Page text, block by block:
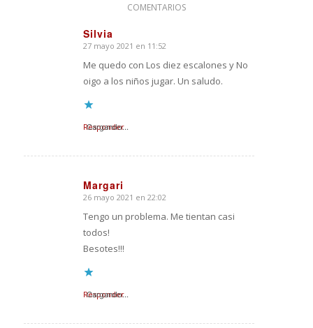
COMENTARIOS
Silvia
Dice:
27 mayo 2021 en 11:52
Me quedo con Los diez escalones y No
oigo a los niños jugar. Un saludo.
Cargando...
Responder
Margari
Dice:
26 mayo 2021 en 22:02
Tengo un problema. Me tientan casi
todos!
Besotes!!!
Cargando...
Responder